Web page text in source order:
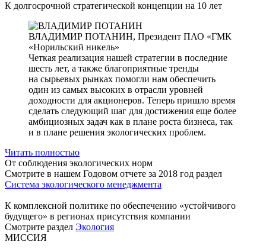
К долгосрочной стратегической концепции на 10 лет
ВЛАДИМИР ПОТАНИН, Президент ПАО «ГМК
«Норильский никель»
Четкая реализация нашей стратегии в последние
шесть лет, а также благоприятные тренды
на сырьевых рынках помогли нам обеспечить
один из самых высоких в отрасли уровней
доходности для акционеров. Теперь пришло время
сделать следующий шаг для достижения еще более
амбициозных задач как в плане роста бизнеса, так
и в плане решения экологических проблем.
Читать полностью
От соблюдения экологических норм
Смотрите в нашем Годовом отчете за 2018 год раздел
Система экологического менеджмента
К комплексной политике по обеспечению «устойчивого
будущего» в регионах присутствия компании
Смотрите раздел Экология
МИССИЯ